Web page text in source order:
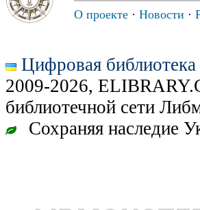
О проекте · Новости ·
Цифровая
2009-2026,
библиотечной сети
Сохраняя наследие